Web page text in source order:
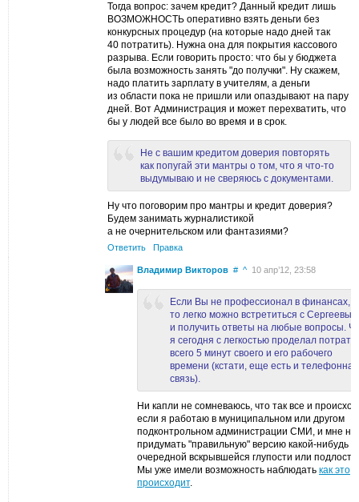
Тогда вопрос: зачем кредит? Данный кредит лишь
ВОЗМОЖНОСТЬ оперативно взять деньги без
конкурсных процедур (на которые надо дней так
40 потратить). Нужна она для покрытия кассового
разрыва. Если говорить просто: что бы у бюджета
была возможность занять "до получки". Ну скажем,
надо платить зарплату в учителям, а деньги
из области пока не пришли или опаздывают на пару
дней. Вот Администрация и может перехватить, что
бы у людей все было во время и в срок.
Не с вашим кредитом доверия повторять
как попугай эти мантры о том, что я что-то
выдумываю и не сверяюсь с документами.
Ну что поговорим про мантры и кредит доверия?
Будем занимать журналистикой
а не очернительском или фантазиями?
Ответить Правка
Владимир Викторов # ^ 10 апр’12, 23:58
Если Вы не профессионал в финансах,
то легко можно встретиться с Сергеевым
и получить ответы на любые вопросы.
я сегодня с легкостью проделал
всего 5 минут своего и его рабочего
времени (кстати, еще есть и телефонная
связь).
Ни капли не сомневаюсь, что так все и
если я работаю в муниципальном или другом
подконтрольном администрации СМИ, и мне
придумать "правильную" версию какой-нибудь
очередной вскрывшейся глупости или подлости.
Мы уже имели возможность наблюдать как это
происходит.